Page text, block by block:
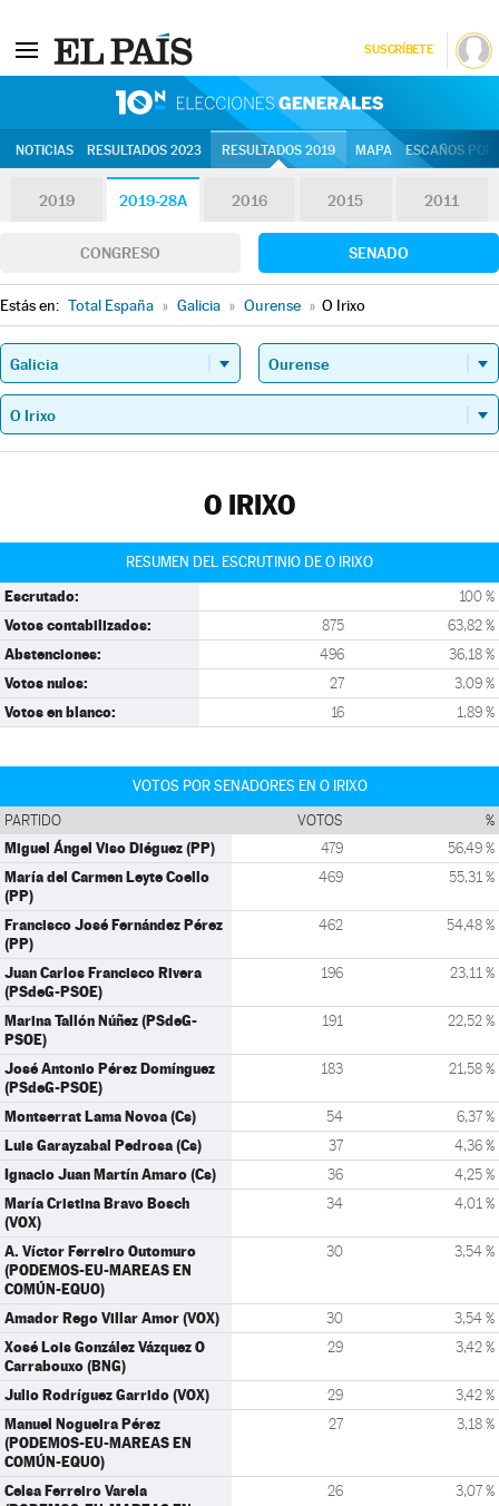
SUSCRÍBETE
NOTICIAS RESULTADOS 2023 RESULTADOS 2019 MAPA ESCAÑOS
2019 2019-28A 2016 2015 2011
CONGRESO SENADO
Estás en: Total España » Galicia » Ourense » O Irixo
O IRIXO
RESUMEN DEL ESCRUTINIO DE O IRIXO
Escrutado: 100 %
Votos contabilizados: 875 63,82 %
Abstenciones: 496 36,18 %
Votos nulos: 27 3,09 %
Votos en blanco: 16 1,89 %
VOTOS POR SENADORES EN O IRIXO
PARTIDO VOTOS %
Miguel Ángel Viso Diéguez (PP) 479 56,49 %
María del Carmen Leyte Coello
(PP)
469 55,31 %
Francisco José Fernández Pérez
(PP)
462 54,48 %
Juan Carlos Francisco Rivera
(PSdeG-PSOE)
196 23,11 %
Marina Tallón Núñez (PSdeG-
PSOE)
191 22,52 %
José Antonio Pérez Domínguez
(PSdeG-PSOE)
183 21,58 %
Montserrat Lama Novoa (Cs) 54 6,37 %
Luis Garayzabal Pedrosa (Cs) 37 4,36 %
Ignacio Juan Martín Amaro (Cs) 36 4,25 %
María Cristina Bravo Bosch
(VOX)
34 4,01 %
A. Víctor Ferreiro Outomuro
(PODEMOS-EU-MAREAS EN
COMÚN-EQUO)
30 3,54 %
Amador Rego Villar Amor (VOX) 30 3,54 %
Xosé Lois González Vázquez O
Carrabouxo (BNG)
29 3,42 %
Julio Rodríguez Garrido (VOX) 29 3,42 %
Manuel Nogueira Pérez
(PODEMOS-EU-MAREAS EN
COMÚN-EQUO)
27 3,18 %
Celsa Ferreiro Varela
26 3,07 %